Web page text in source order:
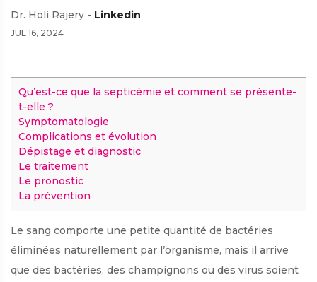
Dr. Holi Rajery - Linkedin
JUL 16, 2024
Qu’est-ce que la septicémie et comment se présente-
t-elle ?
Symptomatologie
Complications et évolution
Dépistage et diagnostic
Le traitement
Le pronostic
La prévention
Le sang comporte une petite quantité de bactéries
éliminées naturellement par l’organisme, mais il arrive
que des bactéries, des champignons ou des virus soient